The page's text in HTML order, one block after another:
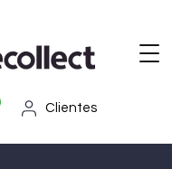
Clientes